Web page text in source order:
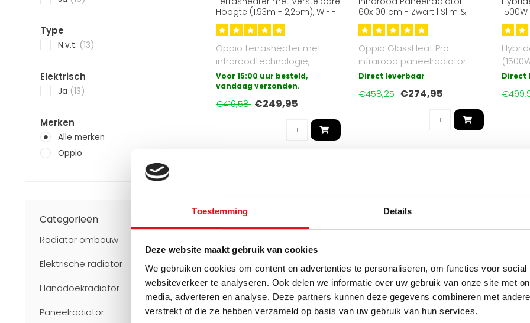
Toestemming Details
Deze website maakt gebruik van cookies
We gebruiken cookies om content en advertenties te personaliseren, om functies voor social
websiteverkeer te analyseren. Ook delen we informatie over uw gebruik van onze site met
media, adverteren en analyse. Deze partners kunnen deze gegevens combineren met
verstrekt of die ze hebben verzameld op basis van uw gebruik van hun services.
Type
N.v.t. (13)
Elektrisch
Ja (13)
Merken
Alle merken
Oppio
Categorieën
Radiator ombouw
Elektrische radiator
Handdoekradiator
Paneelradiator
Hoogte (1,93m - 2,25m), WiFi-
functie, 2100W
Oppio terrasheater met
infraroodtechnologie,
verstelbare hoogte, 2100W
vermogen ..
Voor 15:00 uur besteld,
vandaag verzonden.
€416,58 €249,95
60x100 cm - Zwart | Slim &
Energiezuinig
Oppio GlassHeat Pro
infrarood paneelradiator
60x100 cm kleur Zwart. 600W,
temper..
Direct leverbaar
€458,25 €274,95
Direct
Gezien op de
OPPIO OPPIO